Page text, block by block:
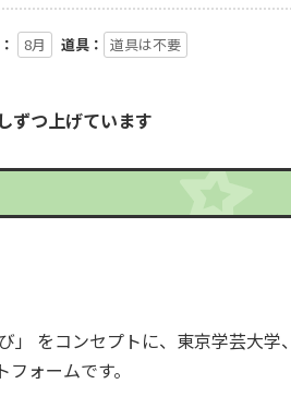
8月 道具： 道具は不要
ずつ上げています
」 をコンセプトに、東京学芸大学
ォームです。